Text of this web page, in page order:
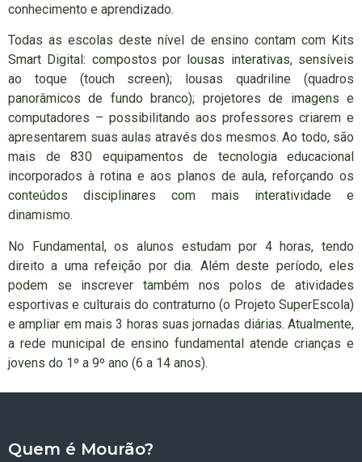
conhecimento e aprendizado.
Todas as escolas deste nível de ensino contam com Kits
Smart Digital: compostos por lousas interativas, sensíveis
ao toque (touch screen); lousas quadriline (quadros
panorâmicos de fundo branco); projetores de imagens e
computadores – possibilitando aos professores criarem e
apresentarem suas aulas através dos mesmos. Ao todo, são
mais de 830 equipamentos de tecnologia educacional
incorporados à rotina e aos planos de aula, reforçando os
conteúdos disciplinares com mais interatividade e
dinamismo.
No Fundamental, os alunos estudam por 4 horas, tendo
direito a uma refeição por dia. Além deste período, eles
podem se inscrever também nos polos de atividades
esportivas e culturais do contraturno (o Projeto SuperEscola)
e ampliar em mais 3 horas suas jornadas diárias. Atualmente,
a rede municipal de ensino fundamental atende crianças e
jovens do 1º a 9º ano (6 a 14 anos).
Quem é Mourão?